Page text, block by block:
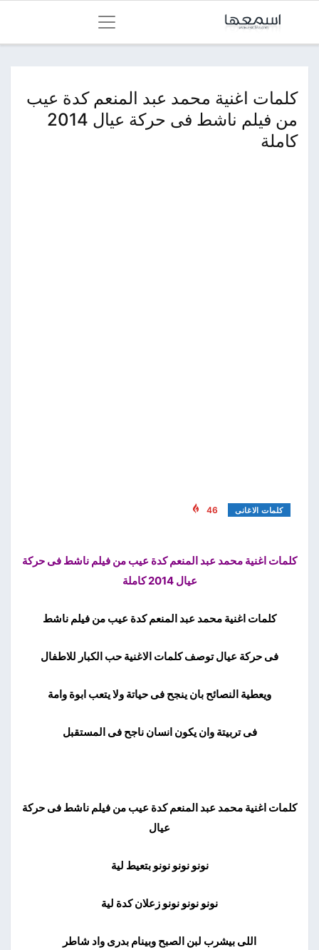
كلمات اغنية محمد عبد المنعم كدة عيب
من فيلم ناشط فى حركة عيال 2014
كاملة
كلمات الاغانى 46
كلمات اغنية محمد عبد المنعم كدة عيب من فيلم ناشط فى حركة
عيال 2014 كاملة
كلمات اغنية محمد عبد المنعم كدة عيب من فيلم ناشط
فى حركة عيال توصف كلمات الاغنية حب الكبار للاطفال
ويعطية النصائح بان ينجح فى حياتة ولا يتعب ابوة وامة
فى تربيتة وان يكون انسان ناجح فى المستقبل
كلمات اغنية محمد عبد المنعم كدة عيب من فيلم ناشط فى حركة
عيال
نونو نونو نونو بتعيط لية
نونو نونو نونو زعلان كدة لية
اللى بيشرب لبن الصبح وبينام بدرى واد شاطر